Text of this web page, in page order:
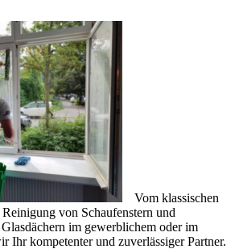
Vom klassischen
von Schaufenstern und
im gewerblichem oder im
Ihr kompetenter und zuverlässiger Partner.